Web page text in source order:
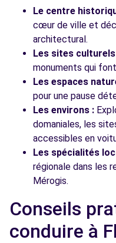
Le centre
cœur de ville et
architectural.
Les sites
monuments qui
Les espaces
pour une pause
Les environs :
domaniales, les
accessibles en
Les spécialités
régionale dans les
Mérogis.
Conseils
conduire à